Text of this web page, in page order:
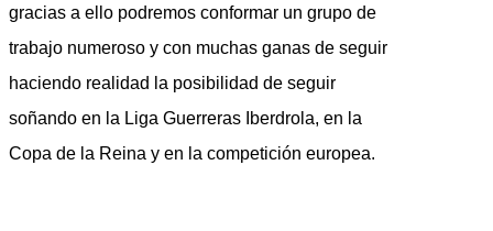
gracias a ello podremos conformar un grupo de
trabajo numeroso y con muchas ganas de seguir
haciendo realidad la posibilidad de seguir
soñando en la Liga Guerreras Iberdrola, en la
Copa de la Reina y en la competición europea.